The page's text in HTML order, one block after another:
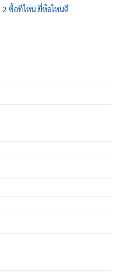
ซื้อที่ไหน ยี่ห้อไหนดี